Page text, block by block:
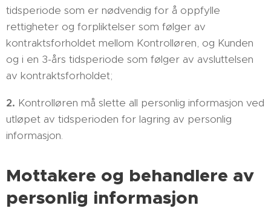
tidsperiode som er nødvendig for å oppfylle
rettigheter og forpliktelser som følger av
kontraktsforholdet mellom Kontrolløren, og Kunden
og i en 3-års tidsperiode som følger av avsluttelsen
av kontraktsforholdet;
2. Kontrolløren må slette all personlig informasjon ved
utløpet av tidsperioden for lagring av personlig
informasjon.
Mottakere og behandlere av
personlig informasjon